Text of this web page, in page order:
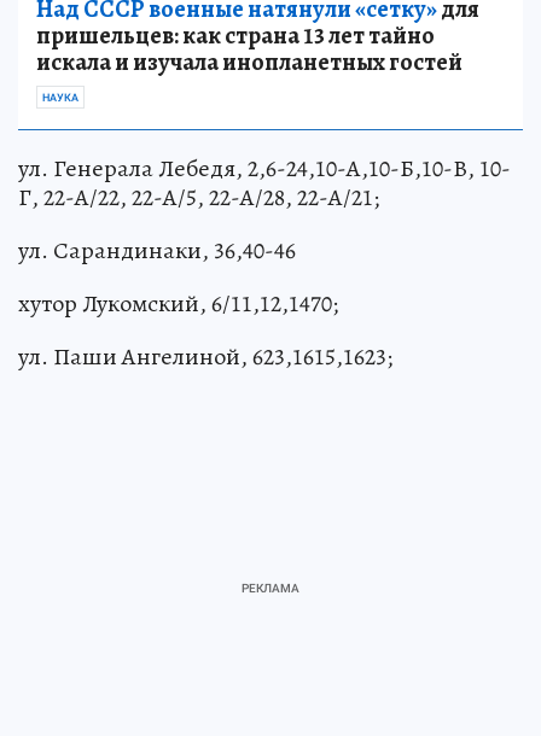
Над СССР военные натянули «сетку»для
пришельцев: как страна 13 лет тайно
искала и изучала инопланетных гостей
НАУКА
ул. Генерала Лебедя, 2,6-24,10-А,10-Б,10-В, 10-
Г, 22-А/22, 22-А/5, 22-А/28, 22-А/21;
ул. Сарандинаки, 36,40-46
хутор Лукомский, 6/11,12,1470;
ул. Паши Ангелиной, 623,1615,1623;